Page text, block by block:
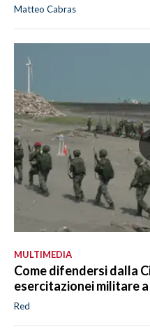
Matteo Cabras
MULTIMEDIA
Come difendersi dalla
esercitazionei militare a
Red